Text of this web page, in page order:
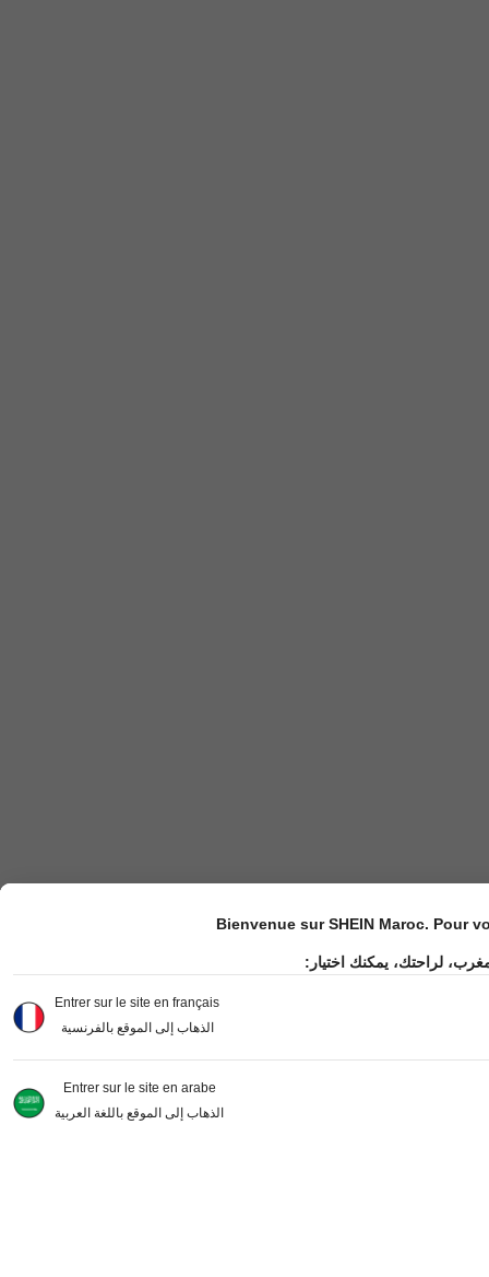
Bienvenue sur SHEIN Maroc. Pour
لراحتك، يمكنك اختيار:
Entrer sur le site en français
الذهاب إلى الموقع بالفرنسية
Entrer sur le site en arabe
الذهاب إلى الموقع باللغة العربية